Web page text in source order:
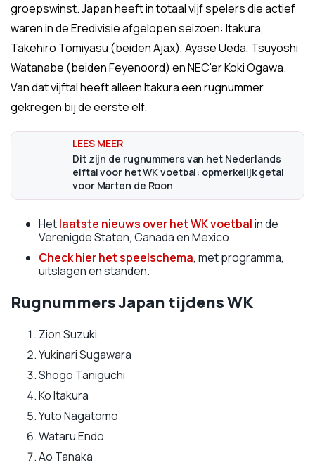
groepswinst. Japan heeft in totaal vijf spelers die actief
waren in de Eredivisie afgelopen seizoen: Itakura,
Takehiro Tomiyasu (beiden Ajax), Ayase Ueda, Tsuyoshi
Watanabe (beiden Feyenoord) en NEC'er Koki Ogawa.
Van dat vijftal heeft alleen Itakura een rugnummer
gekregen bij de eerste elf.
Dit zijn de rugnummers van het Nederlands
elftal voor het WK voetbal: opmerkelijk getal
voor Marten de Roon
Hetlaatste nieuws over het WK voetbalin de
Verenigde Staten, Canada en Mexico.
Check hier het speelschema, met programma,
uitslagen en standen.
Rugnummers Japan tijdens WK
Zion Suzuki
Yukinari Sugawara
Shogo Taniguchi
Ko Itakura
Yuto Nagatomo
Wataru Endo
Ao Tanaka